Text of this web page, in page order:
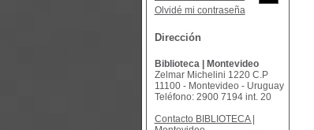
Olvidé mi contraseña
Dirección
Biblioteca | Montevideo
Zelmar Michelini 1220 C.P
11100 - Montevideo - Uruguay
Teléfono: 2900 7194 int. 20
Contacto BIBLIOTECA |